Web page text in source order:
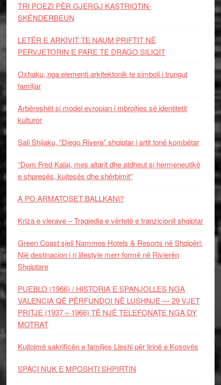
TRI POEZI PËR GJERGJ KASTRIOTIN-
SKËNDERBEUN
LETËR E ARKIVIT TE NAUM PRIFTIT NË
PERVJETORIN E PARE TE DRAGO SILIQIT
Oxhaku, nga elementi arkitektonik te simboli i trungut
familjar
Arbëreshët si model evropian i mbrojtjes së identitetit
kulturor
Sali Shijaku, “Diego Rivera” shqiptar i artit tonë kombëtar
“Dom Fred Kalaj, mes altarit dhe atdheut si hermeneutikë
e shpresës, kujtesës dhe shërbimit”
A PO ARMATOSET BALLKANI?
Kriza e vlerave – Tragjedia e vërtetë e tranzicionit shqiptar
Green Coast sjell Nammos Hotels & Resorts në Shqipëri:
Një destinacion i ri lifestyle merr formë në Rivierën
Shqiptare
PUEBLO (1966) / HISTORIA E SPANJOLLES NGA
VALENCIA QË PËRFUNDOI NË LUSHNJE — 29 VJET
PRITJE (1937 – 1966) TË NJË TELEFONATE NGA DY
MOTRAT
Kujtojmë sakrificën e familjes Lleshi për lirinë e Kosovës
SPAÇI NUK E MPOSHTI SHPIRTIN